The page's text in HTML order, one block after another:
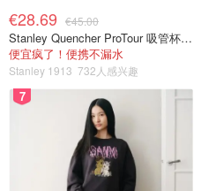
€28.69 €45.00
Stanley Quencher ProTour 吸管杯 0.59L
便宜疯了！便携不漏水
Stanley 1913 732人感兴趣
7